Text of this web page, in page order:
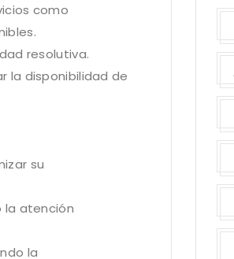
como
resolutiva.
la disponibilidad de
su
la atención
la